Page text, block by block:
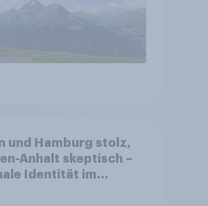
und Hamburg stolz,
Anhalt skeptisch –
Identität im